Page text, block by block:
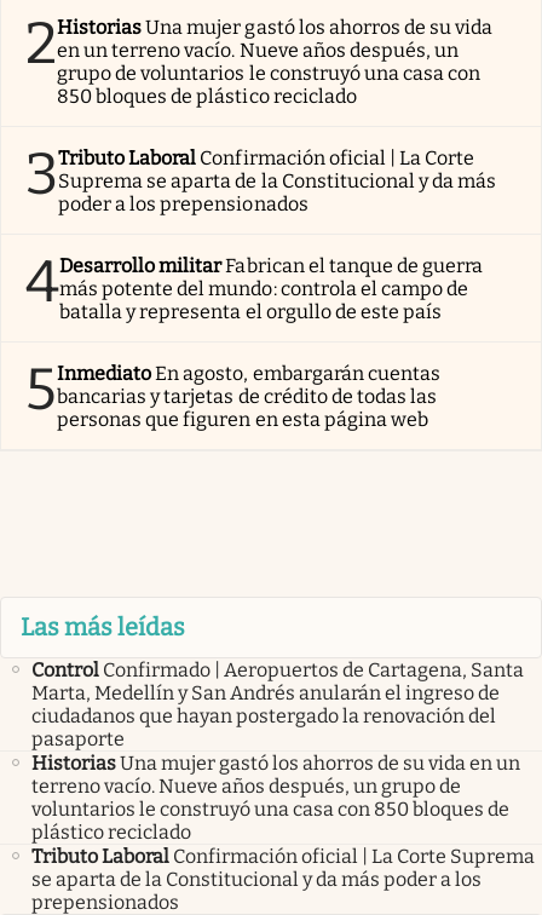
2HistoriasUna mujer gastó los ahorros de su vida
en un terreno vacío. Nueve años después, un
grupo de voluntarios le construyó una casa con
850 bloques de plástico reciclado
3Tributo Laboral Confirmación oficial | La Corte
Suprema se aparta de la Constitucional y da más
poder a los prepensionados
4Desarrollo militarFabrican el tanque de guerra
más potente del mundo: controla el campo de
batalla y representa el orgullo de este país
5InmediatoEn agosto, embargarán cuentas
bancarias y tarjetas de crédito de todas las
personas que figuren en esta página web
Las más leídas
Control Confirmado | Aeropuertos de Cartagena, Santa
Marta, Medellín y San Andrés anularán el ingreso de
ciudadanos que hayan postergado la renovación del
pasaporte
HistoriasUna mujer gastó los ahorros de su vida en un
terreno vacío. Nueve años después, un grupo de
voluntarios le construyó una casa con 850 bloques de
plástico reciclado
Tributo Laboral Confirmación oficial | La Corte Suprema
se aparta de la Constitucional y da más poder a los
prepensionados